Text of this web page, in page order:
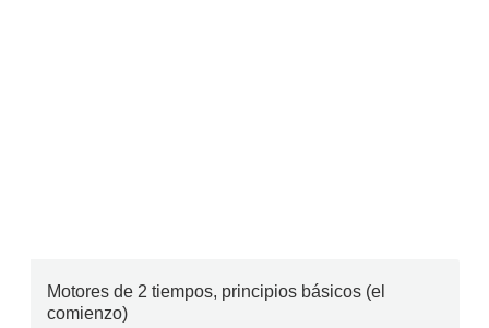
Motores de 2 tiempos, principios básicos (el
comienzo)